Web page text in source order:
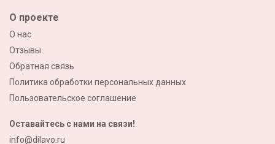
О проекте
О нас
Отзывы
Обратная связь
Политика обработки персональных данных
Пользовательское соглашение
Оставайтесь с нами на связи!
info@dilavo.ru